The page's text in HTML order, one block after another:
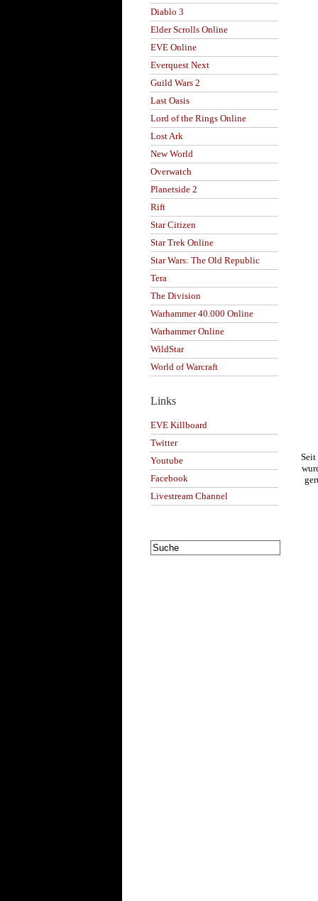
Diablo 3
Elder Scrolls Online
EVE Online
Everquest Next
Guild Wars 2
Last Oasis
Lord of the Rings Online
Lost Ark
New World
Overwatch
Planetside 2
Rift
Star Citizen
Star Trek Online
Star Wars: The Old Republic
Tera
The Division
Warhammer 40.000 Online
Warhammer Online
WildStar
World of Warcraft
Links
EVE Killboard
Twitter
Youtube
Facebook
Livestream Channel
Seit